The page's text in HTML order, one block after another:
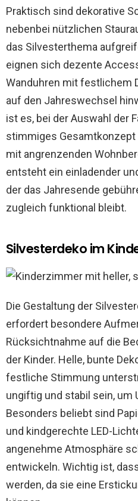
Praktisch sind dekorative
nebenbei nützlichen
das Silvesterthema
eignen sich dezente
Wanduhren mit festlichem
auf den Jahreswechsel
ist es, bei der Auswahl der
stimmiges
mit angrenzenden
entsteht ein einladender
der das Jahresende
zugleich funktional bleibt.
Silvesterdeko im
Die Gestaltung der
erfordert besondere
Rücksichtnahme auf die
der Kinder. Helle, bunte
festliche Stimmung
ungiftig und stabil sein, um
Besonders beliebt sind
und kindgerechte LED-
angenehme Atmosphäre
entwickeln. Wichtig ist,
werden, da sie eine